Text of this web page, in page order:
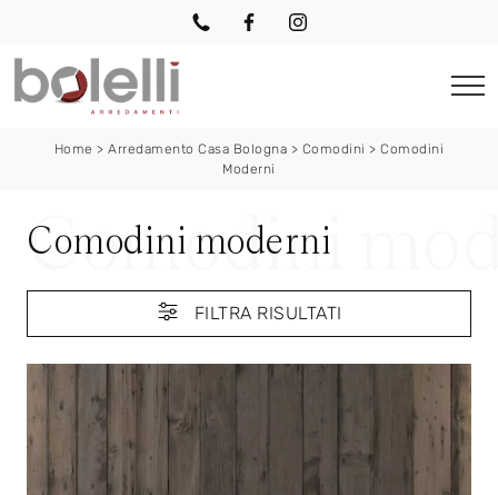
Home >Arredamento Casa Bologna > Comodini >Comodini
Moderni
Comodini moderni
FILTRA RISULTATI